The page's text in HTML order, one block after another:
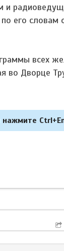
и
его словам
всех
во Дворце